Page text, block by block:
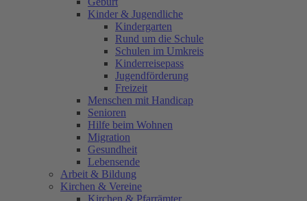
Kinder & Jugendliche
Kindergarten
Rund um die Schule
Schulen im Umkreis
Kinderreisepass
Jugendförderung
Freizeit
Menschen mit Handicap
Senioren
Hilfe beim Wohnen
Migration
Gesundheit
Lebensende
Arbeit & Bildung
Kirchen & Vereine
Kirchen & Pfarrämter